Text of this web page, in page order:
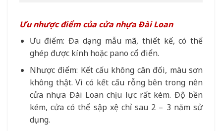
Ưu nhược điểm của cửa nhựa Đài Loan
Ưu điểm: Đa dạng mẫu mã, thiết kế, có thể
ghép được kính hoặc pano cổ điển.
Nhược điểm: Kết cấu không cân đối, màu sơn
không thật. Vì có kết cấu rỗng bên trong nên
cửa nhựa Đài Loan chịu lực rất kém. Độ bền
kém, cửa có thể sập xệ chỉ sau 2 – 3 năm sử
dụng.